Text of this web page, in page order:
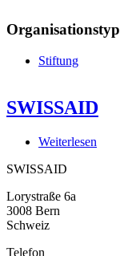
Organisationstyp
Stiftung
SWISSAID
Weiterlesen
SWISSAID
Lorystraße 6a
3008 Bern
Schweiz
Telefon